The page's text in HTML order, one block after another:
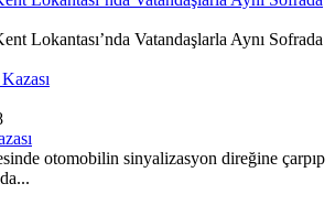
Lokantası’nda Vatandaşlarla Aynı Sofrada
otomobilin sinyalizasyon direğine çarpıp